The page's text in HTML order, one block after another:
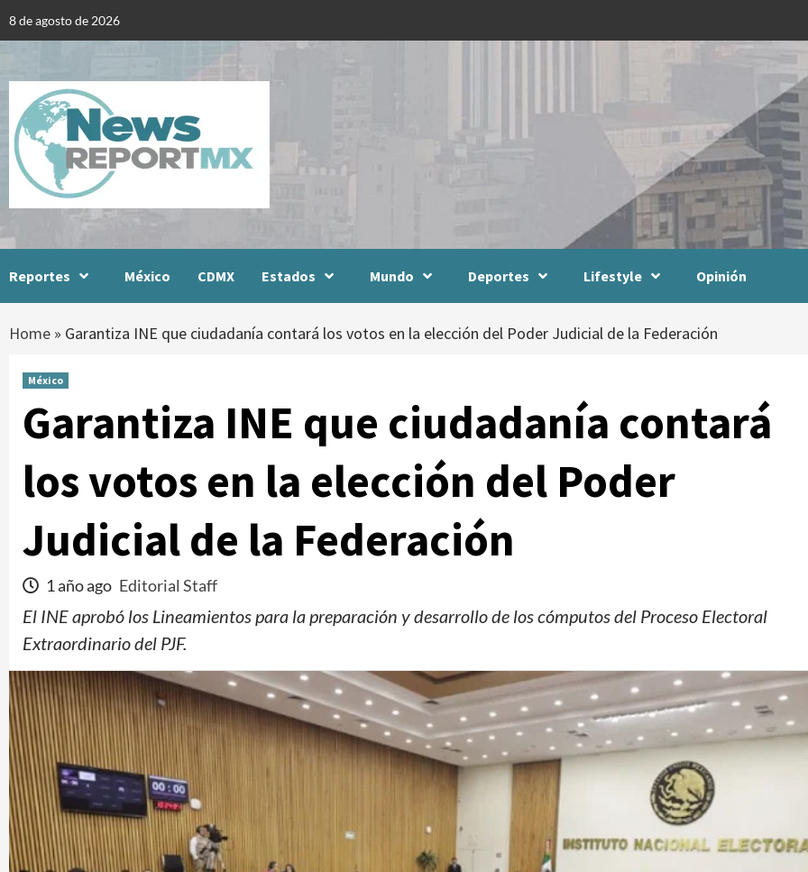
8 de agosto de 2026
Reportes México CDMX Estados Mundo Deportes Lifestyle Opinión
Home » Garantiza INE que ciudadanía contará los votos en la elección del Poder Judicial de la Federación
México
Garantiza INE que ciudadanía contará
los votos en la elección del Poder
Judicial de la Federación
1 año ago Editorial Staff
El INE aprobó los Lineamientos para la preparación y desarrollo de los cómputos del Proceso Electoral
Extraordinario del PJF.
Manifestaciones Reportes
Manifestaciones hoy en CDMX 6 de agosto del
2026
2 días ago Editorial Staff
Clima Reportes
Clima para hoy viernes 7 de agosto de 2026
17 horas ago Editorial Staff